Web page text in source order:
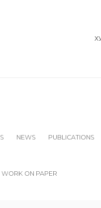
NEWS PUBLICATIONS
WORK ON PAPER